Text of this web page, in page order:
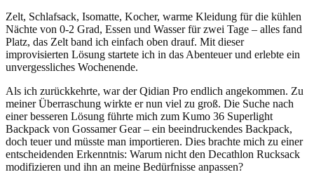
Zelt, Schlafsack, Isomatte, Kocher, warme Kleidung für die kühlen
Nächte von 0-2 Grad, Essen und Wasser für zwei Tage – alles fand
Platz, das Zelt band ich einfach oben drauf. Mit dieser
improvisierten Lösung startete ich in das Abenteuer und erlebte ein
unvergessliches Wochenende.
Als ich zurückkehrte, war der Qidian Pro endlich angekommen. Zu
meiner Überraschung wirkte er nun viel zu groß. Die Suche nach
einer besseren Lösung führte mich zum Kumo 36 Superlight
Backpack von Gossamer Gear – ein beeindruckendes Backpack,
doch teuer und müsste man importieren. Dies brachte mich zu einer
entscheidenden Erkenntnis: Warum nicht den Decathlon Rucksack
modifizieren und ihn an meine Bedürfnisse anpassen?